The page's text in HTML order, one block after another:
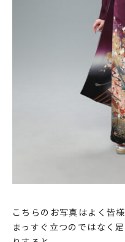
こちらのお写真はよく皆
まっすぐ立つのではなく